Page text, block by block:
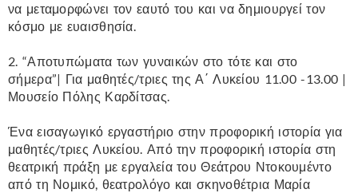
να μεταμορφώνει τον εαυτό του και να δημιουργεί τον
κόσμο με ευαισθησία.
2. “Αποτυπώματα των γυναικών στο τότε και στο
σήμερα”| Για μαθητές/τριες της Α΄ Λυκείου 11.00 -13.00 |
Μουσείο Πόλης Καρδίτσας.
Ένα εισαγωγικό εργαστήριο στην προφορική ιστορία για
μαθητές/τριες Λυκείου. Από την προφορική ιστορία στη
θεατρική πράξη με εργαλεία του Θεάτρου Ντοκουμέντο
από τη Νομικό, θεατρολόγο και σκηνοθέτρια Μαρία